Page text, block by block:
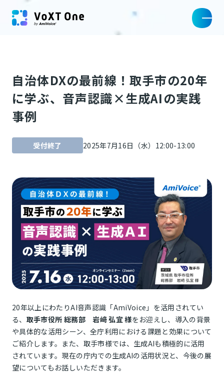
自治体DXの最前線！取手市の20年
に学ぶ、音声認識×生成AIの実践
事例
受付終了 2025年7月16日（水）12:00-13:00
20年以上にわたりAI音声認識「AmiVoice」を活用されてい
る、 取手市役所 総務部 岩﨑 弘宜 様をお迎えし、導入の背景
や具体的な活用シーン、全庁利用における課題と効果について
ご紹介します。また、取手市様では、生成AIも積極的に活用
されています。現在の庁内での生成AIの活用状況と、今後の展
望についてもお話しいただきます。